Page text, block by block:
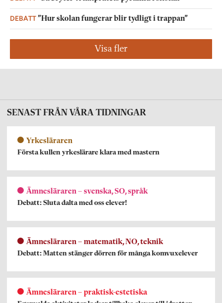
DEBATT”Hur skolan fungerar blir tydligt i trappan”
Visa fler
SENAST FRÅN VÅRA TIDNINGAR
Yrkesläraren
Första kullen yrkeslärare klara med mastern
Ämnesläraren – svenska, SO, språk
Debatt: Sluta dalta med oss elever!
Ämnesläraren – matematik, NO, teknik
Debatt: Matten stänger dörren för många komvuxelever
Ämnesläraren – praktisk-estetiska